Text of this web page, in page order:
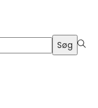
Søg